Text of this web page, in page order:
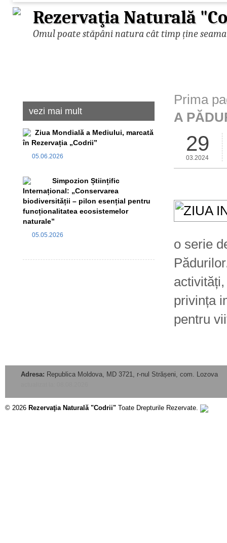
Rezervaţia Naturală
Omul poate stăpâni natura cât timp ține
vezi mai mult
Ziua Mondială a Mediului, marcată
în Rezervația „Codrii”
05.06.2026
Simpozion Științific
Internațional: „Conservarea
biodiversității – pilon esențial pentru
funcționalitatea ecosistemelor
naturale”
05.05.2026
Prima
A
29
03.2024
o serie
privința
pentru
Adresa: Republica Moldova, MD 3721, r-nul Strășeni, com. Lozova
© 2026 Rezervaţia Naturală "Codrii" Toate Drepturile Rezervate.